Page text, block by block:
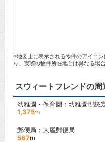
※地図上に表示される物件のアイコ
り、実際の物件所在地とは異なる場
スウィートフレンドの周
幼稚園・保育園：幼稚園型認
1,375m
郵便局：大屋郵便局
567m